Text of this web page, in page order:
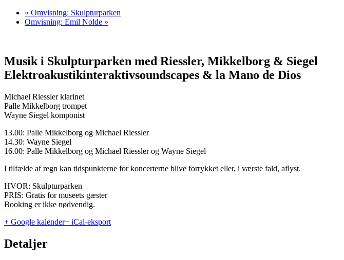
« Omvisning: Skulpturparken
Omvisning: Emil Nolde »
Musik i Skulpturparken med Riessler, Mikkelborg & Siegel
Elektroakustikinteraktivsoundscapes & la Mano de Dios
Michael Riessler klarinet
Palle Mikkelborg trompet
Wayne Siegel komponist
13.00: Palle Mikkelborg og Michael Riessler
14.30: Wayne Siegel
16.00: Palle Mikkelborg og Michael Riessler og Wayne Siegel
I tilfælde af regn kan tidspunkterne for koncerterne blive forrykket eller, i værste fald, aflyst.
HVOR: Skulpturparken
PRIS: Gratis for museets gæster
Booking er ikke nødvendig.
+ Google kalender+ iCal-eksport
Detaljer